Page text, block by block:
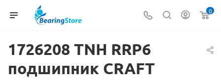
0
1726208 TNH RRP6
о
подшипник CRAFT